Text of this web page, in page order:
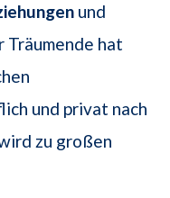
und
Träumende hat
und privat nach
zu großen